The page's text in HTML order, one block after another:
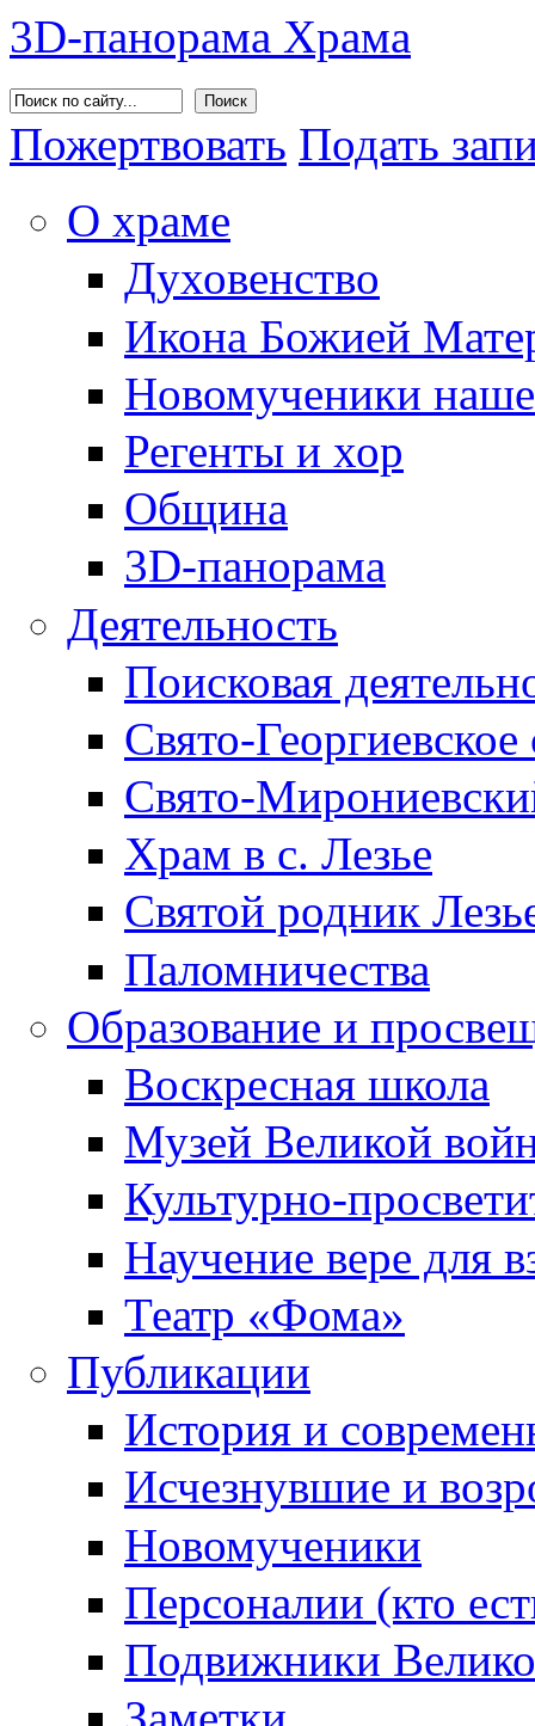
3D-панорама Храма
Пожертвовать Подать
О храме
Духовенство
Икона Божией
Новомученики
Регенты и хор
Община
3D-панорама
Деятельность
Поисковая
Свято-Георгиевское
Свято-
Храм в с. Лезье
Святой родник
Паломничества
Образование и
Воскресная школа
Музей Великой
Культурно-
Научение вере для
Театр «Фома»
Публикации
История и
Исчезнувшие и
Новомученики
Персоналии (кто
Подвижники